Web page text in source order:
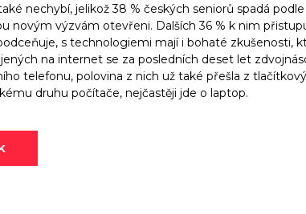
nechybí, jelikož 38 % českých seniorů spadá
novým výzvám otevřeni. Dalších 36 % k nim
s technologiemi mají i bohaté zkušenosti,
na internet se za posledních deset let
telefonu, polovina z nich už také přešla z
druhu počítače, nejčastěji jde o laptop.